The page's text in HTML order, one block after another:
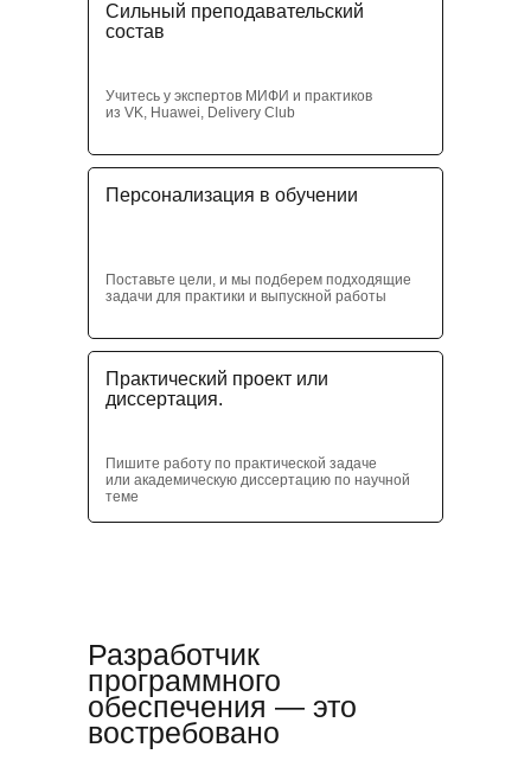
Персонализация в обучении
Поставьте цели, и мы подберем подходящие
задачи для практики и выпускной работы
Сильный преподавательский
состав
Учитесь у экспертов МИФИ и практиков
из VK, Huawei, Delivery Club
Практический проект или
диссертация.
Пишите работу по практической задаче
или академическую диссертацию по научной
теме
Разработчик
программного
обеспечения — это
востребовано